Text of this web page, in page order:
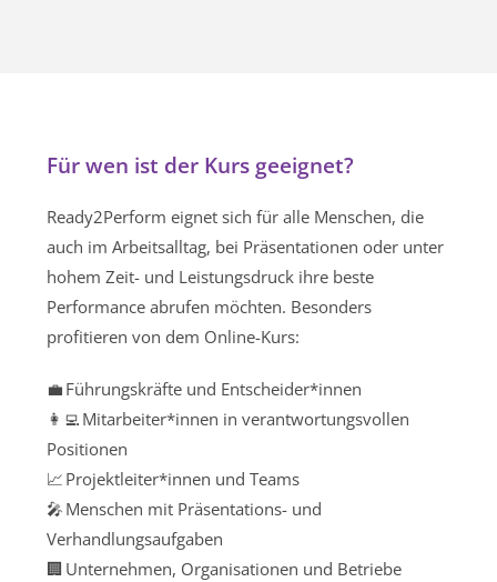
Für wen ist der Kurs geeignet?
Ready2Perform eignet sich für alle Menschen, die
auch im Arbeitsalltag, bei Präsentationen oder unter
hohem Zeit- und Leistungsdruck ihre beste
Performance abrufen möchten. Besonders
profitieren von dem Online-Kurs:
💼 Führungskräfte und Entscheider*innen
👩‍💻 Mitarbeiter*innen in verantwortungsvollen
Positionen
📈 Projektleiter*innen und Teams
🎤 Menschen mit Präsentations- und
Verhandlungsaufgaben
🏢 Unternehmen, Organisationen und Betriebe